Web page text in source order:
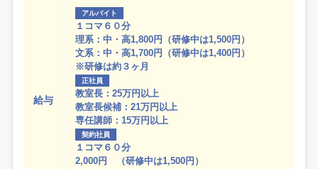
給与
アルバイト
１コマ６０分
理系：中・高1,800円（研修中は1,500円）
文系：中・高1,700円（研修中は1,400円）
※研修は約３ヶ月
正社員
教室長：25万円以上
教室長候補：21万円以上
専任講師：15万円以上
契約社員
１コマ６０分
2,000円 （研修中は1,500円）